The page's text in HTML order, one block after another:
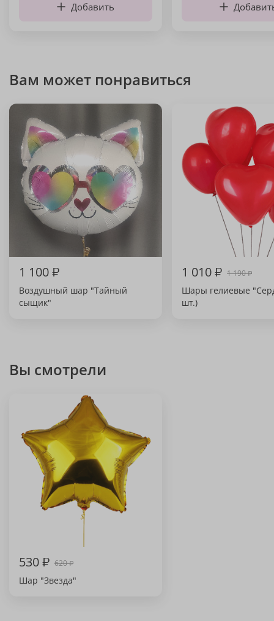
Добавить
Вам может понравиться
1 100₽
Воздушный шар "Тайный
сыщик"
1 010₽ 1 190₽
Шары гелиевые
шт.)
Вы смотрели
530₽ 620₽
Шар "Звезда"